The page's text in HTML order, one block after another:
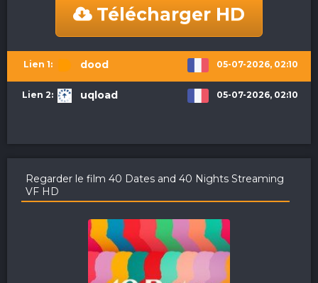
Télécharger HD
dood 05-07-2026, 02:10
uqload 05-07-2026, 02:10
Regarder le film 40 Dates and 40 Nights Streaming
VF HD